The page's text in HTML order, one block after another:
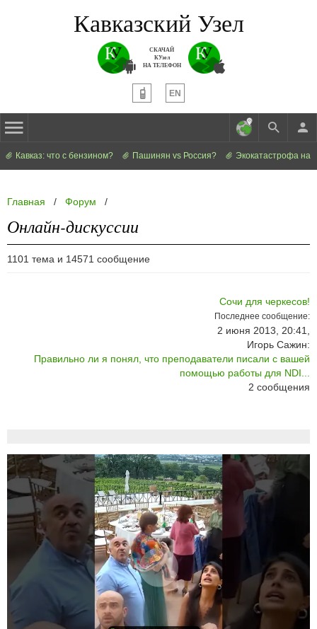
Кавказский Узел
СКАЧАЙ
КУзел
НА ТЕЛЕФОН
EN
Кавказ: что с бензином? Пашинян vs Россия? Экокатастрофа на
Главная / Форум /
Онлайн-дискуссии
1101 тема и 14571 сообщение
Сочи для черкесов!
Последнее сообщение:
2 июня 2013, 20:41,
Игорь Сажин:
Правильно ли я понял, что преподаватели писали с вашей
помощью работы для NDI...
2 сообщения